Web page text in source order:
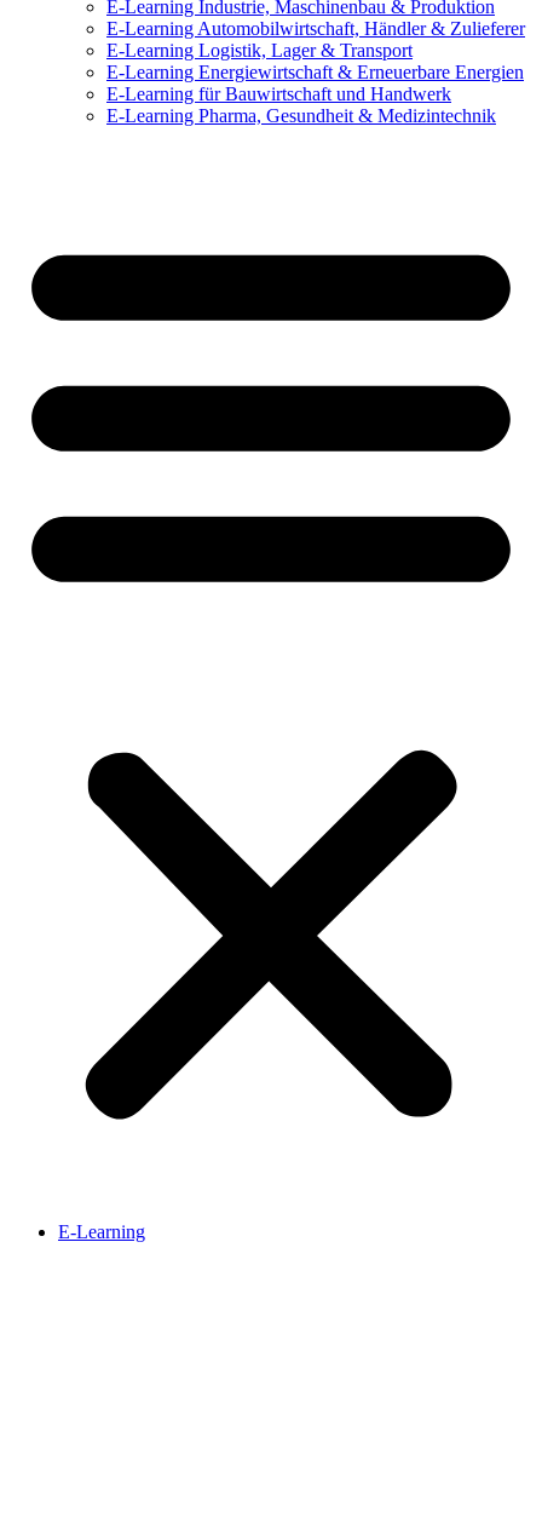
E-Learning Industrie, Maschinenbau & Produktion
E-Learning Automobilwirtschaft, Händler & Zulieferer
E-Learning Logistik, Lager & Transport
E-Learning Energiewirtschaft & Erneuerbare Energien
E-Learning für Bauwirtschaft und Handwerk
E-Learning Pharma, Gesundheit & Medizintechnik
E-Learning